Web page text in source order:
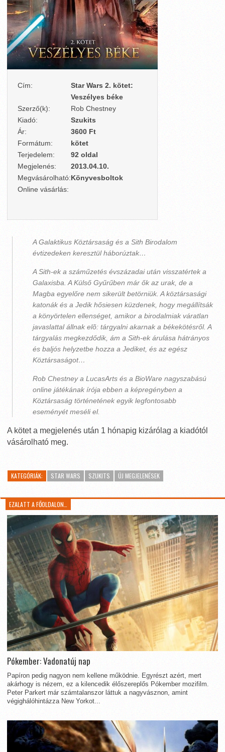
Cím:
Star Wars 2. kötet:
Veszélyes béke
Szerző(k):
Rob Chestney
Kiadó:
Szukits
Ár:
3600 Ft
Formátum:
kötet
Terjedelem:
92 oldal
Megjelenés:
2013.04.10.
Megvásárolható:Könyvesboltok
Online vásárlás:
A Galaktikus Köztársaság és a Sith Birodalom
évtizedeken keresztül háborúztak…
A Sith-ek a száműzetés évszázadai után visszatértek a
Galaxisba. A Külső Gyűrűben már ők az urak, de a
Magba egyelőre nem sikerült betörniük. A köztársasági
katonák és a Jedik hősiesen küzdenek, hogy megállítsák
a könyörtelen ellenséget, amikor a birodalmiak váratlan
javaslattal állnak elõ: tárgyalni akarnak a békekötésről. A
tárgyalás megkezdődik, ám a Sith-ek árulása hátrányos
és baljós helyzetbe hozza a Jediket, és az egész
Köztársaságot…
Rob Chestney a LucasArts és a BioWare nagyszabású
online játékának írója ebben a képregényben a
Köztársaság történetének egyik legfontosabb
eseményét meséli el.
A kötet a megjelenés után 1 hónapig kizárólag a kiadótól
vásárolható meg.
KATEGÓRIÁK: STAR WARS SZUKITS ÚJ MEGJELENÉSEK
EZALATT A FŐOLDALON…
Pókember: Vadonatúj nap
Papíron pedig nagyon nem kellene működnie. Egyrészt azért, mert
akárhogy is nézem, ez a kilencedik élőszereplős Pókember mozifilm.
Peter Parkert már számtalanszor láttuk a nagyvásznon, amint
végighálóhintázza New Yorkot...